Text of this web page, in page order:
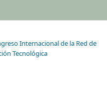
Internacional de la Red de
Tecnológica